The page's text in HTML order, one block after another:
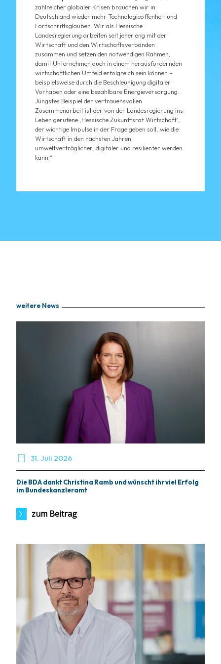
zahlreicher globaler Krisen brauchen wir in
Deutschland wieder mehr Technologieoffenheit und
Fortschrittsglauben. Wir als Hessische
Landesregierung arbeiten seit jeher eng mit der
Wirtschaft und den Wirtschaftsverbänden
zusammen und setzen den notwendigen Rahmen,
damit Unternehmen auch in einem herausfordernden
wirtschaftlichen Umfeld erfolgreich sein können –
beispielsweise durch die Beschleunigung digitaler
Vorhaben oder eine bezahlbare Energieversorgung.
Jüngstes Beispiel der vertrauensvollen
Zusammenarbeit ist der von der Landesregierung ins
Leben gerufene ‚Hessische Zukunftsrat Wirtschaft‘,
der wichtige Impulse in der Frage geben soll, wie die
Wirtschaft in den nächsten Jahren
umweltverträglicher, digitaler und resilienter werden
kann.“
weitere News
 31. Juli 2026
Die BDA dankt Christina Ramb und wünscht ihr viel Erfolg
im Bundeskanzleramt
zum Beitrag